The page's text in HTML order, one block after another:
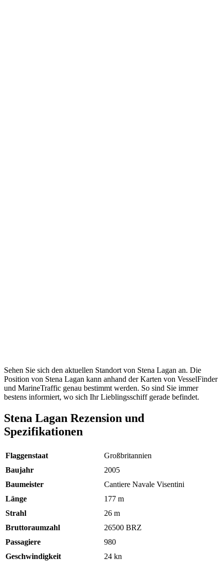
Sehen Sie sich den aktuellen Standort von Stena Lagan an. Die
Position von Stena Lagan kann anhand der Karten von VesselFinder
und MarineTraffic genau bestimmt werden. So sind Sie immer
bestens informiert, wo sich Ihr Lieblingsschiff gerade befindet.
Stena Lagan Rezension und
Spezifikationen
Flaggenstaat
Großbritannien
Baujahr
2005
Baumeister
Cantiere Navale Visentini
Länge
177 m
Strahl
26 m
Bruttoraumzahl
26500 BRZ
Passagiere
980
Geschwindigkeit
24 kn